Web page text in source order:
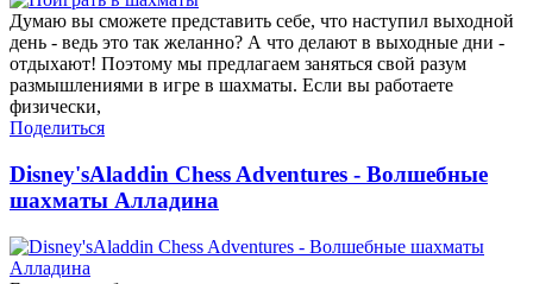
Думаю вы сможете представить себе, что наступил выходной
день - ведь это так желанно? А что делают в выходные дни -
отдыхают! Поэтому мы предлагаем заняться свой разум
размышлениями в игре в шахматы. Если вы работаете
физически,
Поделиться
Disney'sAladdin Chess Adventures - Волшебные
шахматы Алладина